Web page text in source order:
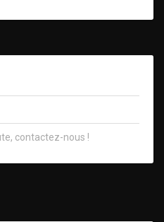
contactez-nous !​